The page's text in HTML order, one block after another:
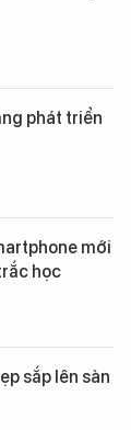
phát triển
mới
học
sắp lên sàn